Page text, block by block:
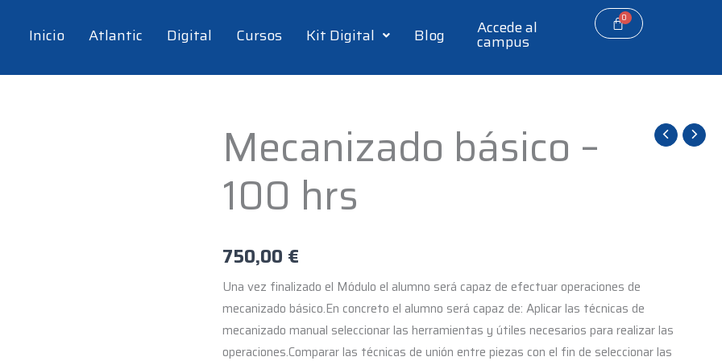
Inicio Atlantic Digital Cursos Kit Digital Blog Accede al
campus
Mecanizado básico –
100 hrs
750,00 €
Una vez finalizado el Módulo el alumno será capaz de efectuar operaciones de
mecanizado básico.En concreto el alumno será capaz de: Aplicar las técnicas de
mecanizado manual seleccionar las herramientas y útiles necesarios para realizar las
operaciones.Comparar las técnicas de unión entre piezas con el fin de seleccionar las
Mecanizado
básico